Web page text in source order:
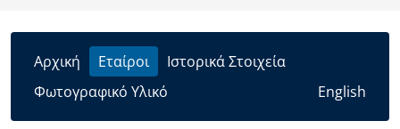
Αρχική Εταίροι
Ιστορικά Στοιχεία
Φωτογραφικό Υλικό
English